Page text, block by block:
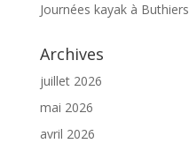
Journées kayak à Buthiers
Archives
juillet 2026
mai 2026
avril 2026